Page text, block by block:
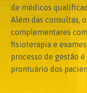
de médicos
Além das consultas,
complementares
fisioterapia e
processo de gestão
prontuário dos